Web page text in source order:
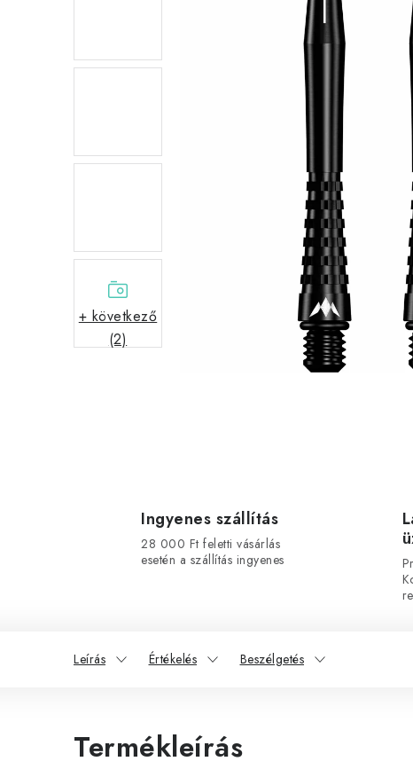
+ következő
(2)
Ingyenes szállítás
28 000 Ft feletti vásárlás
esetén a szállítás ingyenes
Leírás Értékelés Beszélgetés
Termékleírás